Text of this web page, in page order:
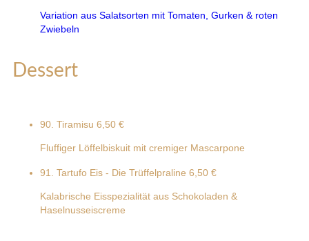
Variation aus Salatsorten mit Tomaten, Gurken & roten
Zwiebeln
Dessert
90. Tiramisu 6,50 €
Fluffiger Löffelbiskuit mit cremiger Mascarpone
91. Tartufo Eis - Die Trüffelpraline 6,50 €
Kalabrische Eisspezialität aus Schokoladen &
Haselnusseiscreme